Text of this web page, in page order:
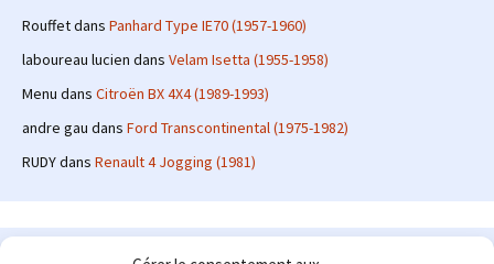
Rouffetdans Panhard Type IE70 (1957-1960)
laboureau lucien dans Velam Isetta (1955-1958)
Menu dans Citroën BX 4X4 (1989-1993)
andre gau dans Ford Transcontinental (1975-1982)
RUDYdans Renault 4 Jogging (1981)